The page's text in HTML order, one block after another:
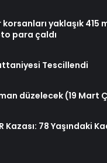
korsanları yaklaşık 415
para çaldı
Tescillendi
düzelecek (19 Mart
Kazası: 78 Yaşındaki